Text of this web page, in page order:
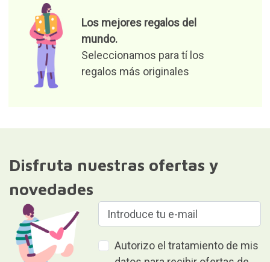
Los mejores regalos del
mundo.
Seleccionamos para tí los
regalos más originales
Disfruta nuestras ofertas y
novedades
Autorizo el tratamiento de mis